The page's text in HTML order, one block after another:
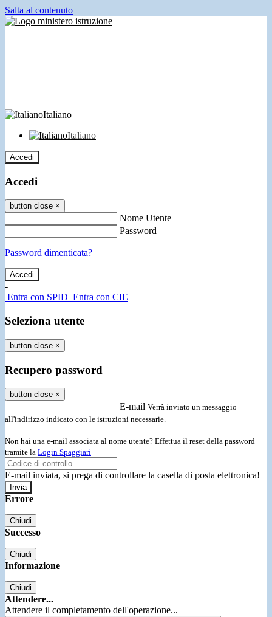
Salta al contenuto
Italiano
Italiano
Accedi
Accedi
button close ×
Nome Utente
Password
Password dimenticata?
-
Entra con SPID Entra con CIE
Seleziona utente
button close ×
Recupero password
button close ×
E-mail Verrà inviato un messaggio
all'indirizzo indicato con le istruzioni necessarie.
Non hai una e-mail associata al nome utente? Effettua il reset della password
tramite la Login Spaggiari
E-mail inviata, si prega di controllare la casella di posta elettronica!
Errore
Chiudi
Successo
Chiudi
Informazione
Chiudi
Attendere...
Attendere il completamento dell'operazione...